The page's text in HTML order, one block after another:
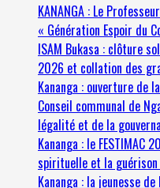
KANANGA : Le
« Génération Espoir du
ISAM Bukasa : clôture
2026 et collation des
Kananga : ouverture de
Conseil communal de
légalité et de la
Kananga : le
spirituelle et la
Kananga : la jeunesse